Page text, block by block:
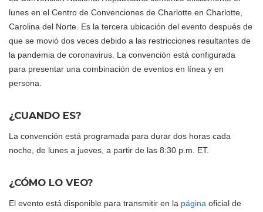
lunes en el Centro de Convenciones de Charlotte en Charlotte,
Carolina del Norte. Es la tercera ubicación del evento después de
que se movió dos veces debido a las restricciones resultantes de
la pandemia de coronavirus. La convención está configurada
para presentar una combinación de eventos en línea y en
persona.
¿CUANDO ES?
La convención está programada para durar dos horas cada
noche, de lunes a jueves, a partir de las 8:30 p.m. ET.
¿CÓMO LO VEO?
El evento está disponible para transmitir en la página oficial de